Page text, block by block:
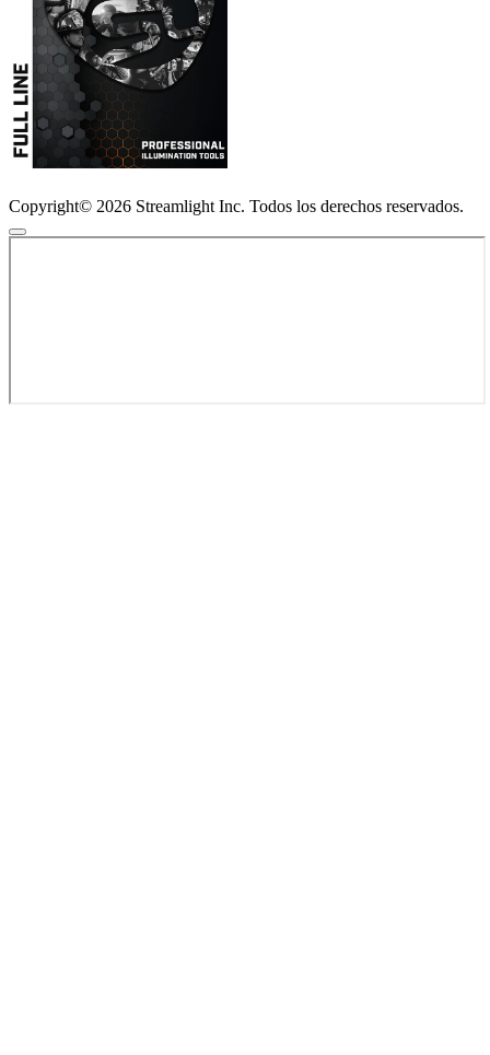
Copyright© 2026 Streamlight Inc. Todos los derechos reservados.